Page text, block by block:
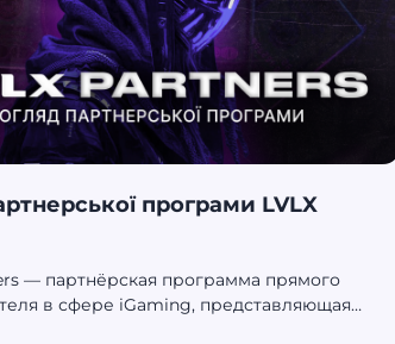
Trustee Points i змагаєтесь за цінні призи:
айпади, годинники і холодні гаманці
криптовалюти. Ми зібрали докупи все,
Trustee Travel, магічні Points та приховані
про які (поки що) мало хто говорить.
програми LVLX
— партнёрская программа прямого
в сфере iGaming, представляющая